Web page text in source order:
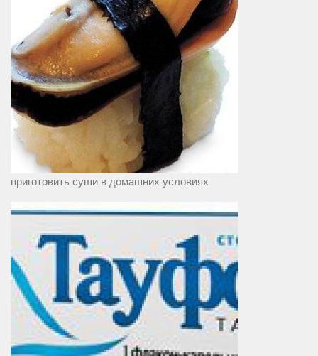
приготовить суши в домашних условиях